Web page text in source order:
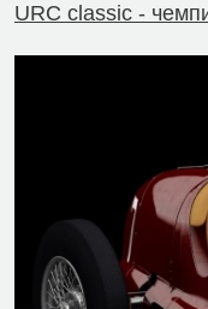
URC classic -